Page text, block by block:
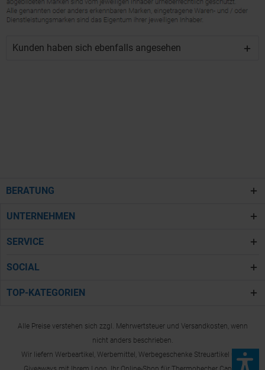
Kunden haben sich ebenfalls angesehen
BERATUNG
UNTERNEHMEN
SERVICE
SOCIAL
TOP-KATEGORIEN
Alle Preise verstehen sich zzgl. Mehrwertsteuer und Versandkosten, wenn
nicht anders beschrieben.
Wir liefern Werbeartikel, Werbemittel, Werbegeschenke Streuartikel und